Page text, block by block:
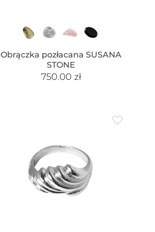
Obrączka pozłacana SUSANA
STONE
750.00 zł